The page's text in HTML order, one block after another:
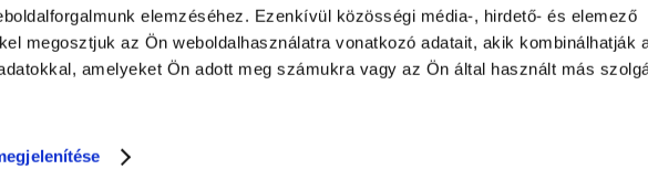
elemzéséhez. Ezenkívül közösségi média-, hirdető- és elemező
megosztjuk az Ön weboldalhasználatra vonatkozó adatait, akik kombinálhatják
amelyeket Ön adott meg számukra vagy az Ön által használt más
Olcsóbbat.hu – Spórolni
tudni kell